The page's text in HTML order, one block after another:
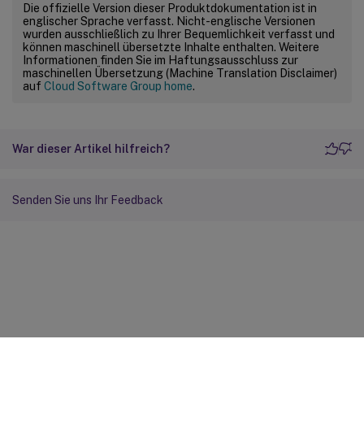
Die offizielle Version dieser Produktdokumentation ist in
englischer Sprache verfasst. Nicht-englische Versionen
wurden ausschließlich zu Ihrer Bequemlichkeit verfasst und
können maschinell übersetzte Inhalte enthalten. Weitere
Informationen finden Sie im Haftungsausschluss zur
maschinellen Übersetzung (Machine Translation Disclaimer)
auf Cloud Software Group home.
War dieser Artikel hilfreich?
Senden Sie uns Ihr Feedback